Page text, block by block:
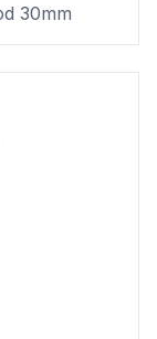
30mm